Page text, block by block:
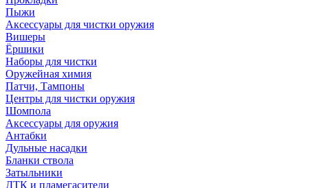
Пыжи
Аксессуары для чистки оружия
Вишеры
Ёршики
Наборы для чистки
Оружейная химия
Патчи, Тампоны
Центры для чистки оружия
Шомпола
Аксессуары для оружия
Антабки
Дульные насадки
Бланки ствола
Затыльники
ДТК и пламегасители